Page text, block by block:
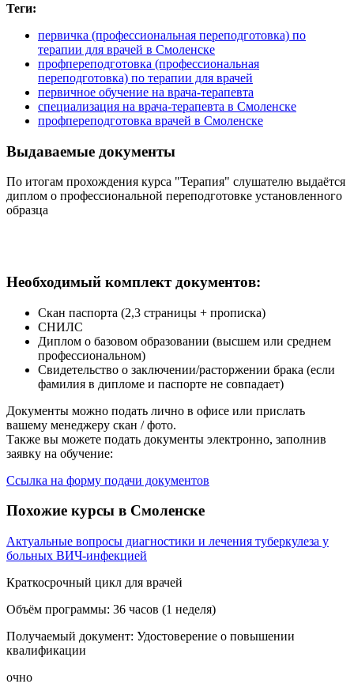
Теги:
первичка (профессиональная переподготовка) по
терапии для врачей в Смоленске
профпереподготовка (профессиональная
переподготовка) по терапии для врачей
первичное обучение на врача-терапевта
специализация на врача-терапевта в Смоленске
профпереподготовка врачей в Смоленске
Выдаваемые документы
По итогам прохождения курса "Терапия" слушателю выдаётся
диплом о профессиональной переподготовке установленного
образца
Необходимый комплект документов:
Скан паспорта (2,3 страницы + прописка)
СНИЛС
Диплом о базовом образовании (высшем или среднем
профессиональном)
Свидетельство о заключении/расторжении брака (если
фамилия в дипломе и паспорте не совпадает)
Документы можно подать лично в офисе или прислать
вашему менеджеру скан / фото.
Также вы можете подать документы электронно, заполнив
заявку на обучение:
Ссылка на форму подачи документов
Похожие курсы в Смоленске
Актуальные вопросы диагностики и лечения туберкулеза у
больных ВИЧ-инфекцией
Краткосрочный цикл для врачей
Объём программы: 36 часов (1 неделя)
Получаемый документ: Удостоверение о повышении
квалификации
очно